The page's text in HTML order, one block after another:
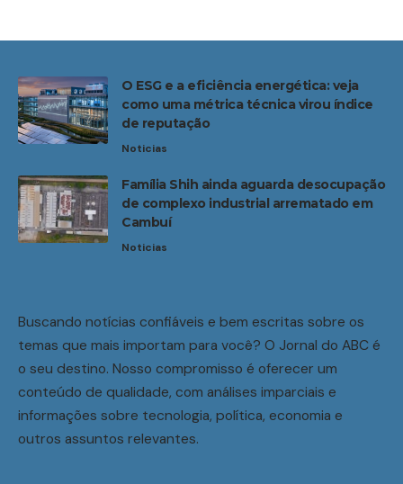
O ESG e a eficiência energética: veja
como uma métrica técnica virou índice
de reputação
Noticias
Família Shih ainda aguarda desocupação
de complexo industrial arrematado em
Cambuí
Noticias
Buscando notícias confiáveis e bem escritas sobre os
temas que mais importam para você? O Jornal do ABC é
o seu destino. Nosso compromisso é oferecer um
conteúdo de qualidade, com análises imparciais e
informações sobre tecnologia, política, economia e
outros assuntos relevantes.